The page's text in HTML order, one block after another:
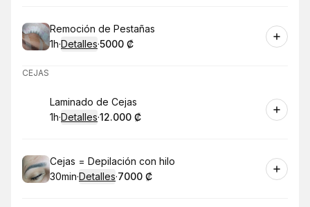
Reservar
Remoción de Pestañas
.Duración:
1h·Detalles·
.Precio
5000 ₡
CEJAS
Reservar
Laminado de Cejas
.Duración:
1h·Detalles·
.Precio:
12.000 ₡
Reservar
Cejas = Depilación con hilo
.Duración:
30min·Detalles·
. Precio
7000 ₡